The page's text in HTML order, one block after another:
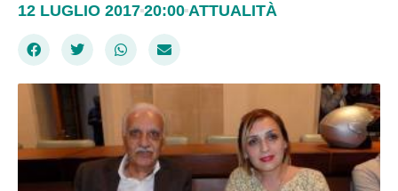
12 LUGLIO 2017 20:00 ATTUALITÀ